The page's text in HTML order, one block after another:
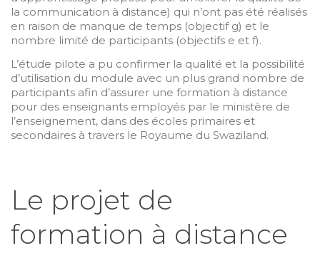
la communication à distance) qui n’ont pas été réalisés
en raison de manque de temps (objectif g) et le
nombre limité de participants (objectifs e et f).
L’étude pilote a pu confirmer la qualité et la possibilité
d’utilisation du module avec un plus grand nombre de
participants afin d’assurer une formation à distance
pour des enseignants employés par le ministère de
l’enseignement, dans des écoles primaires et
secondaires à travers le Royaume du Swaziland.
Le projet de
formation à distance